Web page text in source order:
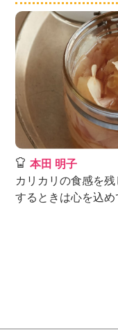
本田 明子
カリカリの食感を
するときは心を込め